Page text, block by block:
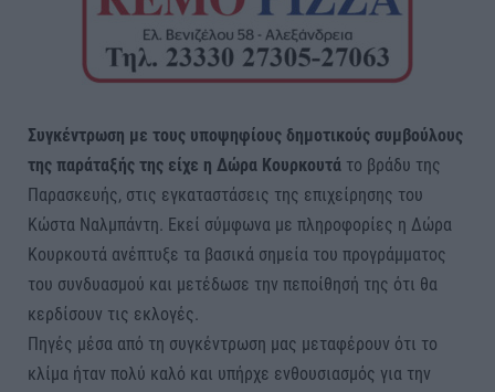
Συγκέντρωση με τους υποψηφίους δημοτικούς συμβούλους
της παράταξής της είχε η Δώρα Κουρκουτά το βράδυ της
Παρασκευής, στις εγκαταστάσεις της επιχείρησης του
Κώστα Ναλμπάντη. Εκεί σύμφωνα με πληροφορίες η Δώρα
Κουρκουτά ανέπτυξε τα βασικά σημεία του προγράμματος
του συνδυασμού και μετέδωσε την πεποίθησή της ότι θα
κερδίσουν τις εκλογές.
Πηγές μέσα από τη συγκέντρωση μας μεταφέρουν ότι το
κλίμα ήταν πολύ καλό και υπήρχε ενθουσιασμός για την